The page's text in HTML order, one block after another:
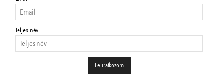
Teljes név